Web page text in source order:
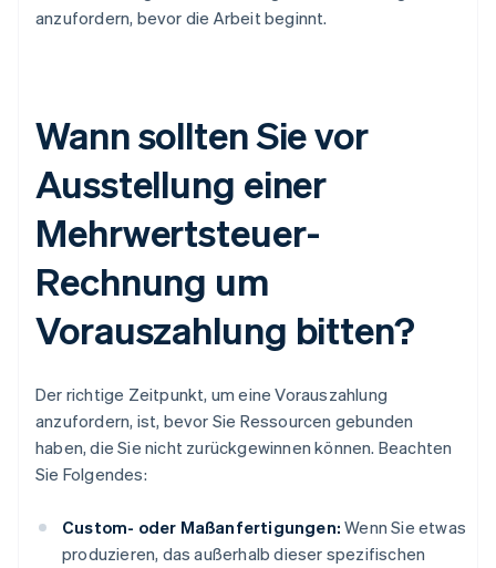
anzufordern, bevor die Arbeit beginnt.
Wann sollten Sie vor
Ausstellung einer
Mehrwertsteuer-
Rechnung um
Vorauszahlung bitten?
Der richtige Zeitpunkt, um eine Vorauszahlung
anzufordern, ist, bevor Sie Ressourcen gebunden
haben, die Sie nicht zurückgewinnen können. Beachten
Sie Folgendes:
Custom- oder Maßanfertigungen: Wenn Sie etwas
produzieren, das außerhalb dieser spezifischen